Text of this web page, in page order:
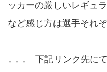
ッカーの厳しいレギュ
など感じ方は選手それ
↓ ↓ ↓ 下記リンク先に